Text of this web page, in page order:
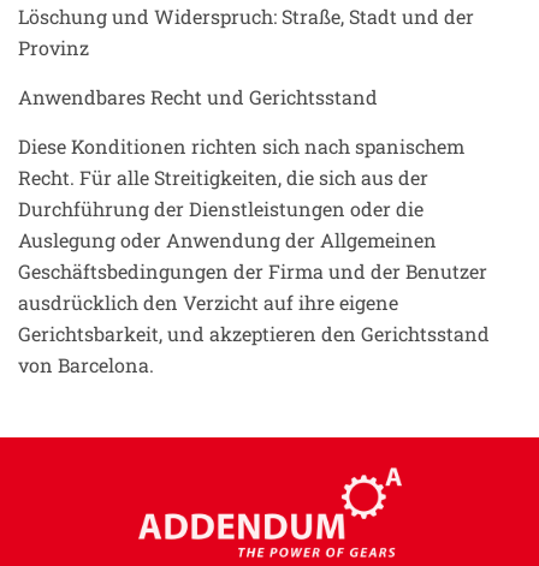
Löschung und Widerspruch: Straße, Stadt und der
Provinz
Anwendbares Recht und Gerichtsstand
Diese Konditionen richten sich nach spanischem
Recht. Für alle Streitigkeiten, die sich aus der
Durchführung der Dienstleistungen oder die
Auslegung oder Anwendung der Allgemeinen
Geschäftsbedingungen der Firma und der Benutzer
ausdrücklich den Verzicht auf ihre eigene
Gerichtsbarkeit, und akzeptieren den Gerichtsstand
von Barcelona.